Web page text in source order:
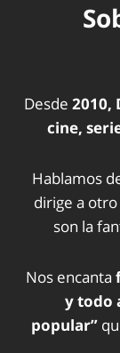
Desde 2010,
cine,
Hablamos
dirige a
son la
Nos encanta
y todo
popular”